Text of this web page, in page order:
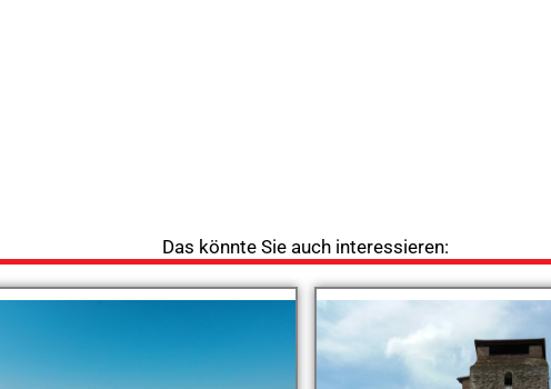
Das könnte Sie auch interessieren: